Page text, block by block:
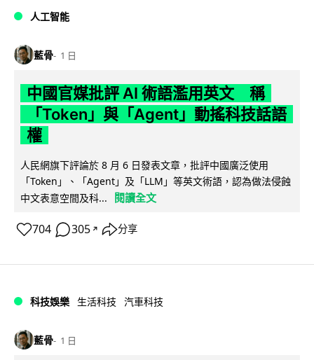
人工智能
藍骨 1 日
中國官媒批評 AI 術語濫用英文 稱
「Token」與「Agent」動搖科技話語
權
人民網旗下評論於 8 月 6 日發表文章，批評中國廣泛使用
「Token」、「Agent」及「LLM」等英文術語，認為做法侵蝕
中文表意空間及科...
閱讀全文
704 305 ↗ 分享
科技娛樂 生活科技 汽車科技
藍骨 1 日